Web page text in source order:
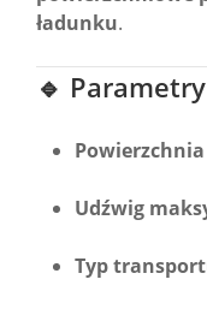
ładunku.
🔹
Udźwig
Typ